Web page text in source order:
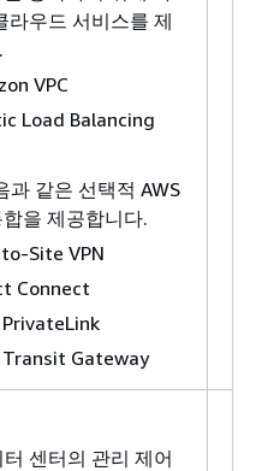
라우드 서비스를 제
VPC
Load Balancing
과 같은 선택적 AWS
을 제공합니다.
Site VPN
Connect
PrivateLink
Transit Gateway
터 센터의 관리 제어